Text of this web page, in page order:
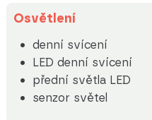
Osvětlení
denní svícení
LED denní svícení
přední světla LED
senzor světel